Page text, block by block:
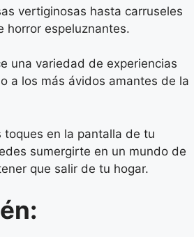
vertiginosas hasta carruseles
horror espeluznantes.
una variedad de experiencias
a los más ávidos amantes de la
toques en la pantalla de tu
sumergirte en un mundo de
que salir de tu hogar.